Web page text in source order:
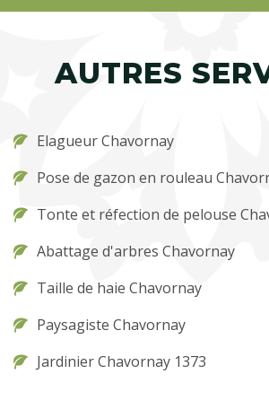
AUTRES
Elagueur Chavornay
Pose de gazon en rouleau
Tonte et réfection de pelouse
Abattage d'arbres Chavornay
Taille de haie Chavornay
Paysagiste Chavornay
Jardinier Chavornay 1373